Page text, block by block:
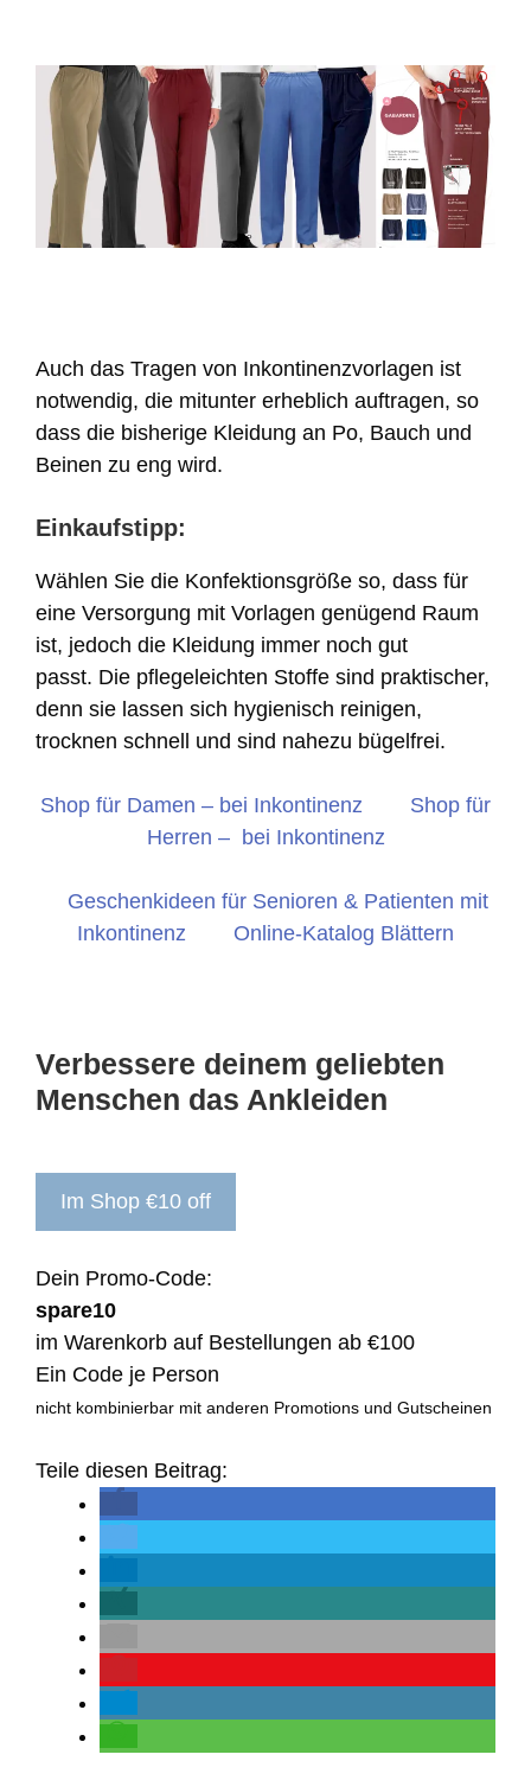
Auch das Tragen von Inkontinenzvorlagen ist
notwendig, die mitunter erheblich auftragen, so
dass die bisherige Kleidung an Po, Bauch und
Beinen zu eng wird.
Einkaufstipp:
Wählen Sie die Konfektionsgröße so, dass für
eine Versorgung mit Vorlagen genügend Raum
ist, jedoch die Kleidung immer noch gut
passt. Die pflegeleichten Stoffe sind praktischer,
denn sie lassen sich hygienisch reinigen,
trocknen schnell und sind nahezu bügelfrei.
Shop für Damen – bei Inkontinenz
Shop für
Herren – bei Inkontinenz
Geschenkideen für Senioren & Patienten mit
Inkontinenz
Online-Katalog Blättern
Verbessere deinem geliebten
Menschen das Ankleiden
Im Shop €10 off
Dein Promo-Code:
spare10
im Warenkorb auf Bestellungen ab €100
Ein Code je Person
nicht kombinierbar mit anderen Promotions und Gutscheinen
Teile diesen Beitrag: